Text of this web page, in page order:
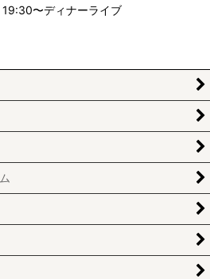
〜ディナーライブ